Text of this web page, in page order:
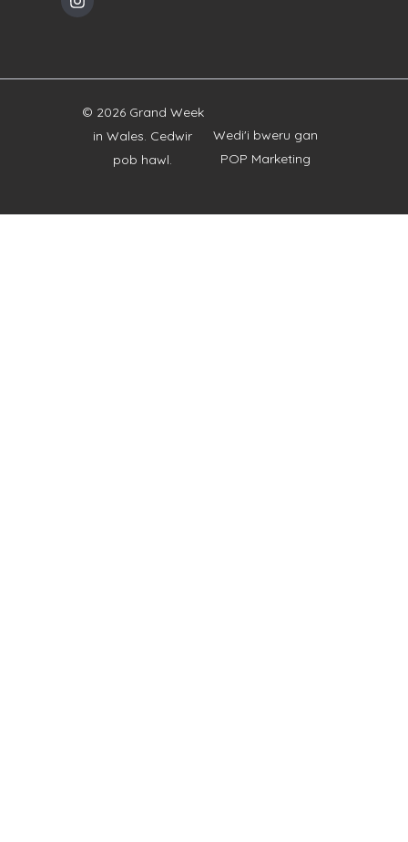
© 2026 Grand Week
in Wales. Cedwir
pob hawl.
Wedi'i bweru gan
POP Marketing